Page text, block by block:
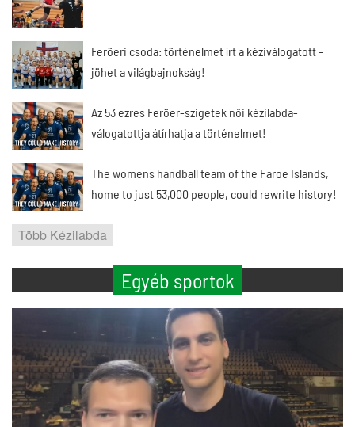
Feröeri csoda: történelmet írt a kéziválogatott –
jöhet a világbajnokság!
Az 53 ezres Feröer-szigetek női kézilabda-
válogatottja átírhatja a történelmet!
The womens handball team of the Faroe Islands,
home to just 53,000 people, could rewrite history!
Több Kézilabda
Egyéb sportok